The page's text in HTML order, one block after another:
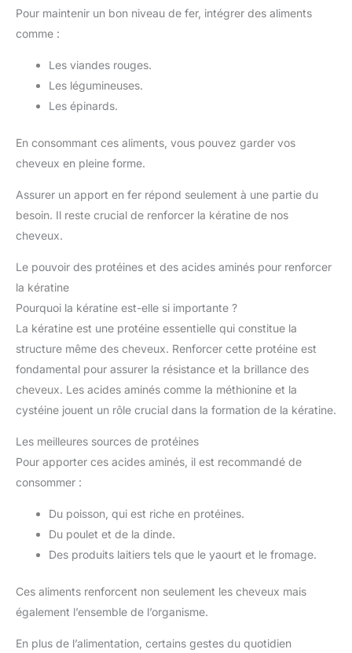
Pour maintenir un bon niveau de fer, intégrer des aliments
comme :
Les viandes rouges.
Les légumineuses.
Les épinards.
En consommant ces aliments, vous pouvez garder vos
cheveux en pleine forme.
Assurer un apport en fer répond seulement à une partie du
besoin. Il reste crucial de renforcer la kératine de nos
cheveux.
Le pouvoir des protéines et des acides aminés pour renforcer
la kératine
Pourquoi la kératine est-elle si importante ?
La kératine est une protéine essentielle qui constitue la
structure même des cheveux. Renforcer cette protéine est
fondamental pour assurer la résistance et la brillance des
cheveux. Les acides aminés comme la méthionine et la
cystéine jouent un rôle crucial dans la formation de la kératine.
Les meilleures sources de protéines
Pour apporter ces acides aminés, il est recommandé de
consommer :
Du poisson, qui est riche en protéines.
Du poulet et de la dinde.
Des produits laitiers tels que le yaourt et le fromage.
Ces aliments renforcent non seulement les cheveux mais
également l’ensemble de l’organisme.
En plus de l’alimentation, certains gestes du quotidien